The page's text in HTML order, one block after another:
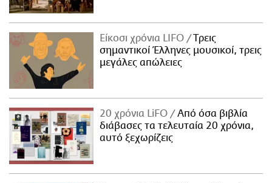
Είκοσι χρόνια LIFO
Tρεις
σημαντικοί Έλληνες μουσικοί, τρεις
μεγάλες απώλειες
20 χρόνια LiFO
Από όσα βιβλία
διάβασες τα τελευταία 20 χρόνια,
αυτό ξεχωρίζεις